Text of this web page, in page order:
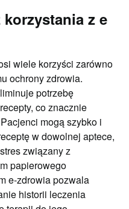
z e
wiele korzyści zarówno
ochrony zdrowia.
potrzebę
co znacznie
mogą szybko i
w dowolnej aptece,
związany z
papierowego
e-zdrowia pozwala
historii leczenia